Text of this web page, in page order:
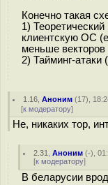
Конечно такая
1)
клиентскую ОС
меньше векторов
2) Тайминг-
1.16 ,Аноним (17),
[к модератору]
Не, никаких тор,
2.31 ,Аноним (-),
[к модератору]
В беларусии